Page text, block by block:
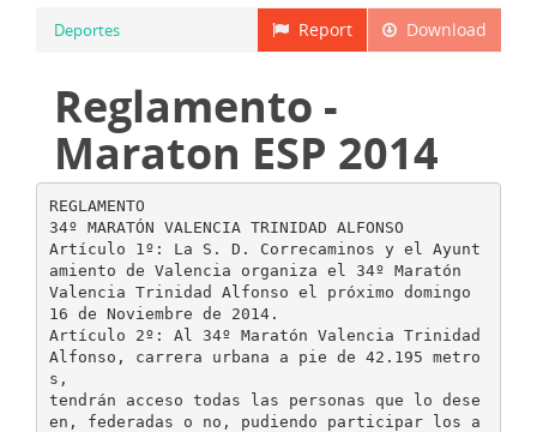
Download
Report
Deportes
Reglamento -
Maraton ESP 2014
REGLAMENTO
34º MARATÓN VALENCIA TRINIDAD ALFONSO
Artículo 1º: La S. D. Correcaminos y el Ayunt
amiento de Valencia organiza el 34º Maratón
Valencia Trinidad Alfonso el próximo domingo
16 de Noviembre de 2014.
Artículo 2º: Al 34º Maratón Valencia Trinidad
Alfonso, carrera urbana a pie de 42.195 metro
s,
tendrán acceso todas las personas que lo dese
en, federadas o no, pudiendo participar los a